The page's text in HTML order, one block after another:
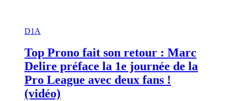
D1A
Top Prono fait son retour : Marc
Delire préface la 1e journée de la
Pro League avec deux fans !
(vidéo)